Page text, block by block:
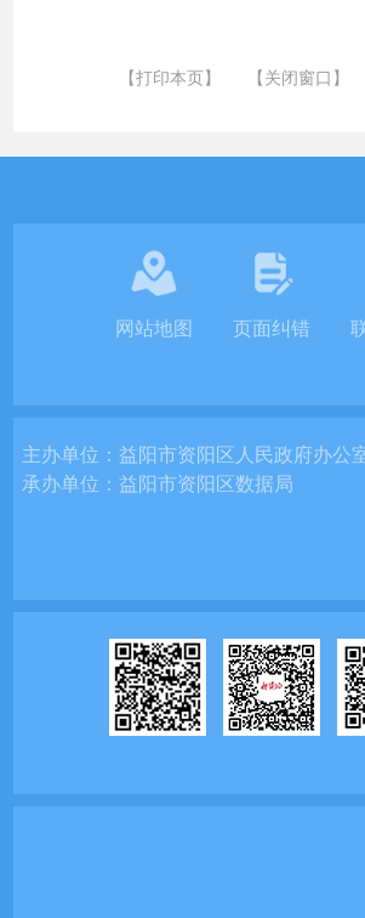
【打印本页】 【关闭窗口】
网站地图 页面纠错
主办单位：益阳市资阳区人民政府办公
承办单位：益阳市资阳区数据局